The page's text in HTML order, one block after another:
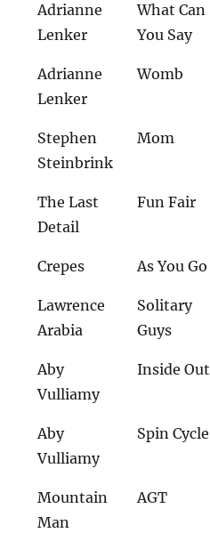
Adrianne
Lenker
What Can
You Say
Adrianne
Lenker
Womb
Stephen
Steinbrink
Mom
The Last
Detail
Fun Fair
Crepes As You Go
Lawrence
Arabia
Solitary
Guys
Aby
Vulliamy
Inside Out
Aby
Vulliamy
Spin Cycle
Mountain
Man
AGT